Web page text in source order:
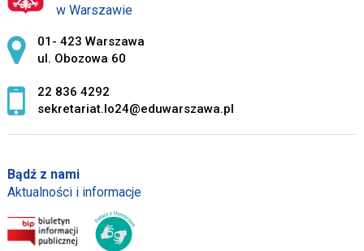
w Warszawie
Adres pocztowy:
01- 423 Warszawa
ul. Obozowa 60
22 836 4292
sekretariat.lo24@eduwarszawa.pl
Bądź z nami
Aktualności i informacje